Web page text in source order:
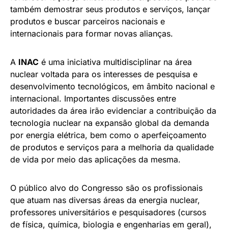
também demostrar seus produtos e serviços, lançar
produtos e buscar parceiros nacionais e
internacionais para formar novas alianças.
A INAC é uma iniciativa multidisciplinar na área
nuclear voltada para os interesses de pesquisa e
desenvolvimento tecnológicos, em âmbito nacional e
internacional. Importantes discussões entre
autoridades da área irão evidenciar a contribuição da
tecnologia nuclear na expansão global da demanda
por energia elétrica, bem como o aperfeiçoamento
de produtos e serviços para a melhoria da qualidade
de vida por meio das aplicações da mesma.
O público alvo do Congresso são os profissionais
que atuam nas diversas áreas da energia nuclear,
professores universitários e pesquisadores (cursos
de física, química, biologia e engenharias em geral),